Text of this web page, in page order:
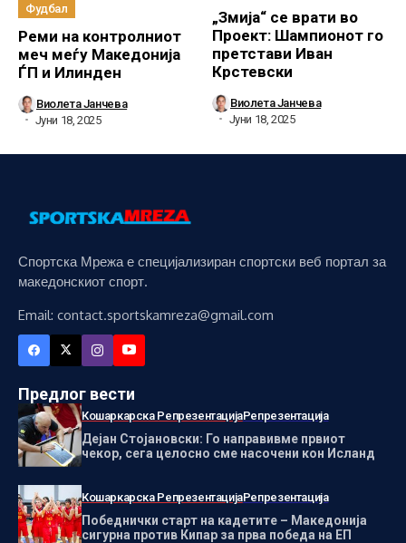
Фудбал
Реми на контролниот
меч меѓу Македонија
ЃП и Илинден
Виолета Јанчева
Јуни 18, 2025
„Змија“ се врати во
Проект: Шампионот го
претстави Иван
Крстевски
Виолета Јанчева
Јуни 18, 2025
Спортска Мрежа е специјализиран спортски веб портал за
македонскиот спорт.
Email: contact.sportskamreza@gmail.com
Предлог вести
Кошаркарска РепрезентацијаРепрезентација
Дејан Стојановски: Го направивме првиот
чекор, сега целосно сме насочени кон Исланд
Кошаркарска РепрезентацијаРепрезентација
Победнички старт на кадетите – Македонија
сигурна против Кипар за прва победа на ЕП